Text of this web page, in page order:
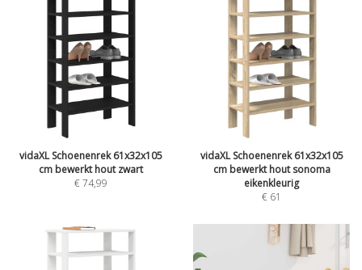
vidaXL Schoenenrek 61x32x105
cm bewerkt hout zwart
€74,99
vidaXL Schoenenrek 61x32x105
cm bewerkt hout sonoma
eikenkleurig
€ 61